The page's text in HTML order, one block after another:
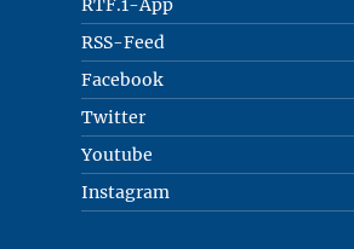
RTF.1-App
RSS-Feed
Facebook
Twitter
Youtube
Instagram